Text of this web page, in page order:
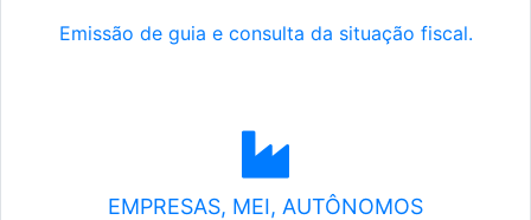
Emissão de guia e consulta da situação fiscal.
EMPRESAS, MEI, AUTÔNOMOS